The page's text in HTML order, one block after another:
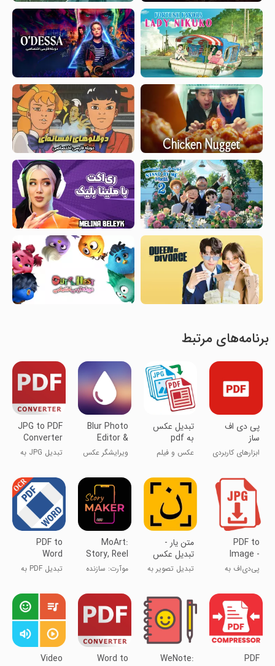
برنامه‌های مرتبط
پی دی اف
ساز
ابزارهای کاربردی
‏تبدیل عکس
به pdf
عکس و فیلم
Blur Photo
Editor &
Auto Blur
ویرایشگر عکس
خودکار
JPG to PDF
Converter
تبدیل JPG به
PDF to
Image -
PDF to JPG
پی‌دی‌اف به
پی‌دی‌اف به
JPG
متن یار -
تبدیل عکس
به متن و
PDF به ورد
تبدیل تصویر به
MoArt:
Story, Reel
Maker
موآرت: سازنده
PDF to
Word
Converterتبدیل PDF به
PDF
WeNote:
Word to
Video